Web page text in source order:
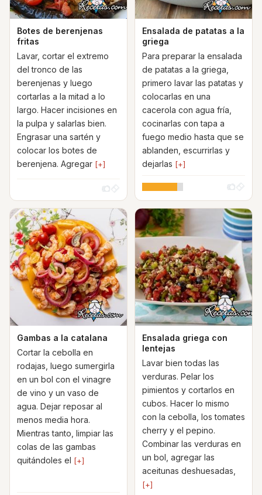
Botes de berenjenas
fritas
Lavar, cortar el extremo
del tronco de las
berenjenas y luego
cortarlas a la mitad a lo
largo. Hacer incisiones en
la pulpa y salarlas bien.
Engrasar una sartén y
colocar los botes de
berenjena. Agregar [+]
Ensalada de patatas a la
griega
Para preparar la ensalada
de patatas a la griega,
primero lavar las patatas y
colocarlas en una
cacerola con agua fría,
cocinarlas con tapa a
fuego medio hasta que se
ablanden, escurrirlas y
dejarlas [+]
Gambas a la catalana
Cortar la cebolla en
rodajas, luego sumergirla
en un bol con el vinagre
de vino y un vaso de
agua. Dejar reposar al
menos media hora.
Mientras tanto, limpiar las
colas de las gambas
quitándoles el [+]
Ensalada griega con
lentejas
Lavar bien todas las
verduras. Pelar los
pimientos y cortarlos en
cubos. Hacer lo mismo
con la cebolla, los tomates
cherry y el pepino.
Combinar las verduras en
un bol, agregar las
aceitunas deshuesadas,
[+]